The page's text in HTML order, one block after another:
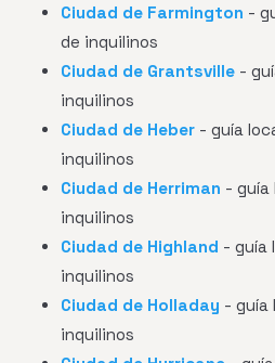
Ciudad de Farmington -
de inquilinos
Ciudad de Grantsville -
inquilinos
Ciudad de Heber - guía
inquilinos
Ciudad de Herriman - guía
inquilinos
Ciudad de Highland - guía
inquilinos
Ciudad de Holladay - guía
inquilinos